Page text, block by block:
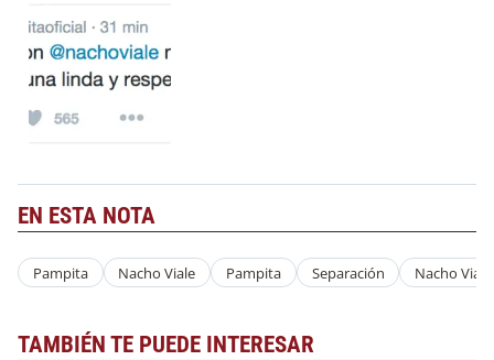
EN ESTA NOTA
Pampita Nacho Viale Pampita Separación Nacho Viale
TAMBIÉN TE PUEDE INTERESAR